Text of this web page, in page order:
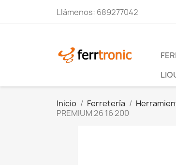
Llámenos: 689277042
Inicio Ferretería
PREMIUM 26 16 200